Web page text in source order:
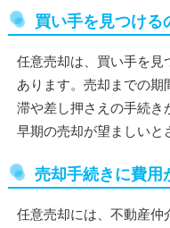
買い手を見つける
任意売却は、買い手を見
あります。売却までの期
滞や差し押さえの手続き
早期の売却が望ましいと
売却手続きに費用
任意売却には、不動産仲